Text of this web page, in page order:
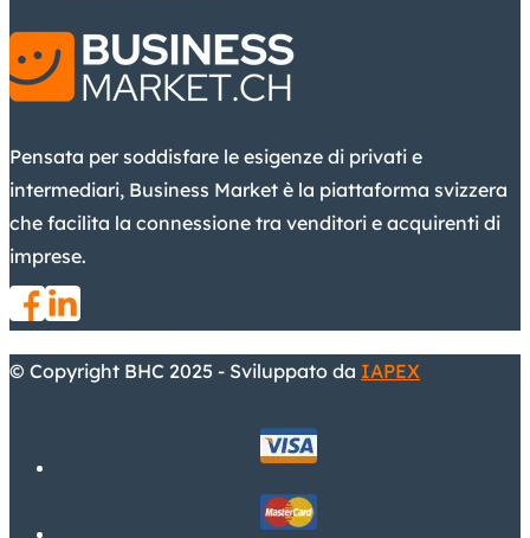
Pensata per soddisfare le esigenze di privati e
intermediari, Business Market è la piattaforma svizzera
che facilita la connessione tra venditori e acquirenti di
imprese.
© Copyright BHC 2025 - Sviluppato da IAPEX